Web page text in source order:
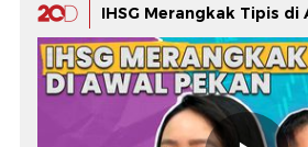
IHSG Merangkak Tipis di